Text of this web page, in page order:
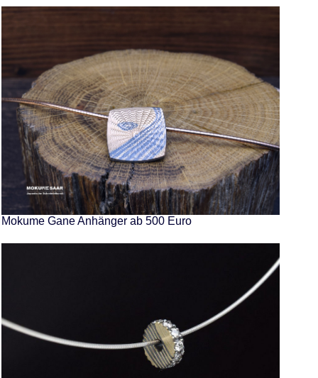
Mokume Gane Anhänger ab 500 Euro